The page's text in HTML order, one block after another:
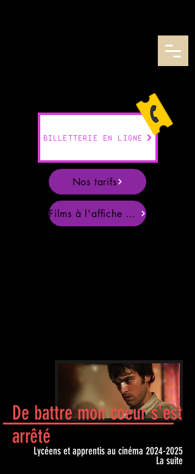
BILLETTERIE EN LIGNE
Nos tarifs
Films à l'affiche en Août
Lycéens et apprentis au cinéma 2024-2025
De battre mon coeur s'est
arrêté
La suite